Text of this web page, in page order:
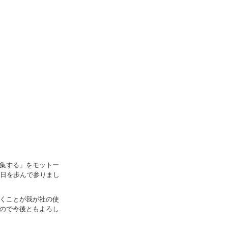
する」をモットー
を歩んで参りまし
ことが我が社の使
で今後ともよろし